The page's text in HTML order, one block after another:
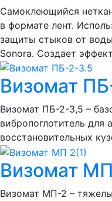
Самоклеющийся
в формате лент.
защиты стыков от
Sonora. Создает
Визомат
Визомат ПБ-2-3,5 –
вибропоглотитель
восстановительных
Визомат
Визомат МП-2 –